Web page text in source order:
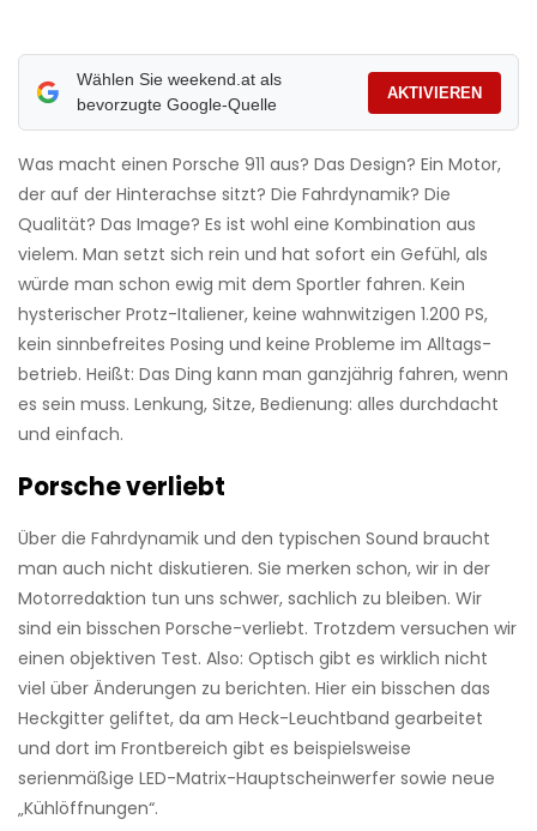
Wählen Sie weekend.at als
bevorzugte Google-Quelle
AKTIVIEREN
Was macht einen Porsche 911 aus? Das Design? Ein Motor,
der auf der Hinter­achse sitzt? Die Fahrdynamik? Die
Qualität? Das Image? Es ist wohl eine Kombination aus
vielem. Man setzt sich rein und hat sofort ein Gefühl, als
würde man schon ewig mit dem Sportler fahren. Kein
hysterischer Protz-Italiener, keine wahnwitzigen 1.200 PS,
kein sinnbefreites Posing und keine Probleme im Alltags­
betrieb. Heißt: Das Ding kann man ganzjährig fahren, wenn
es sein muss. Lenkung, Sitze, Bedienung: alles durchdacht
und einfach.
Porsche verliebt
Über die Fahr­dynamik und den typischen Sound braucht
man auch nicht diskutieren. Sie merken schon, wir in der
Motor­redaktion tun uns schwer, sachlich zu bleiben. Wir
sind ein bisschen Porsche-verliebt. Trotzdem versuchen wir
einen objektiven Test. Also: Optisch gibt es wirklich nicht
viel über Änderungen zu berichten. Hier ein bisschen das
Heckgitter geliftet, da am Heck-­Leuchtband gearbeitet
und dort im Frontbereich gibt es beispielsweise
serienmäßige LED-Matrix-­Hauptscheinwerfer sowie neue
„Kühlöffnungen“.